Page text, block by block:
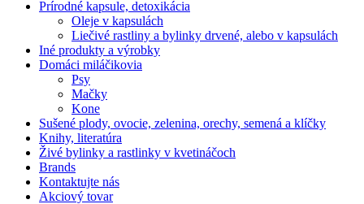
Prírodné kapsule, detoxikácia
Oleje v kapsulách
Liečivé rastliny a bylinky drvené, alebo v kapsulách
Iné produkty a výrobky
Domáci miláčikovia
Psy
Mačky
Kone
Sušené plody, ovocie, zelenina, orechy, semená a klíčky
Knihy, literatúra
Živé bylinky a rastlinky v kvetináčoch
Brands
Kontaktujte nás
Akciový tovar